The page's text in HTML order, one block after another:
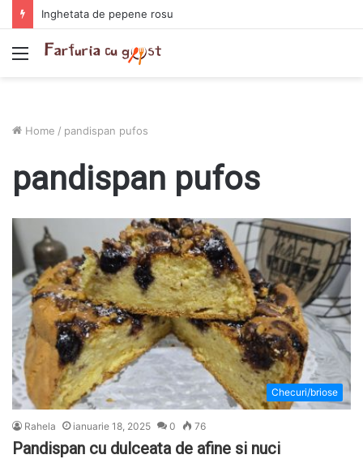
Chiftelute cu cartofi si smantana la cuptor
Menu
Home / pandispan pufos
pandispan pufos
Checuri/briose
Rahela ianuarie 18, 2025 0 76
Pandispan cu dulceata de afine si nuci